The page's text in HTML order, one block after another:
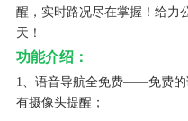
醒，实时路况尽在掌握！给力
天！
功能介绍：
1、语音导航全免费——免费的
有摄像头提醒；